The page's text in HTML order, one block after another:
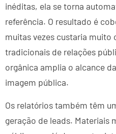
inéditas, ela se torna
referência. O resultado é
muitas vezes custaria muito
tradicionais de relações
orgânica amplia o alcance
imagem pública.
Os relatórios também têm
geração de leads. Materiais